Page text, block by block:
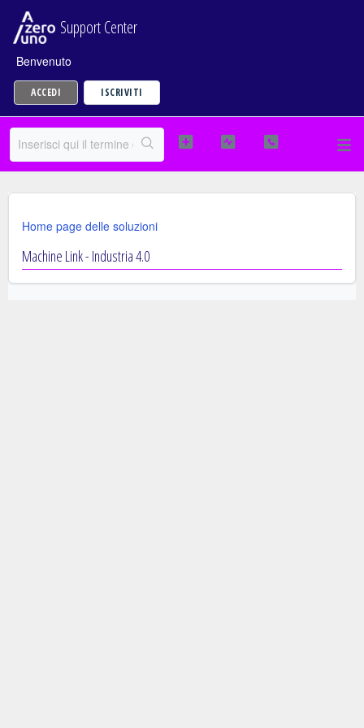
Support Center
Benvenuto
ACCEDI ISCRIVITI
Home page delle soluzioni
Machine Link - Industria 4.0